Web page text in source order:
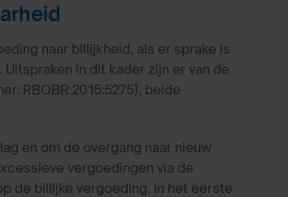
naar billijkheid, als er sprake is
in dit kader zijn er van de
RBOBR:2015:5275), beide
en om de overgang naar nieuw
vergoedingen via de
de billijke vergoeding. In het eerste